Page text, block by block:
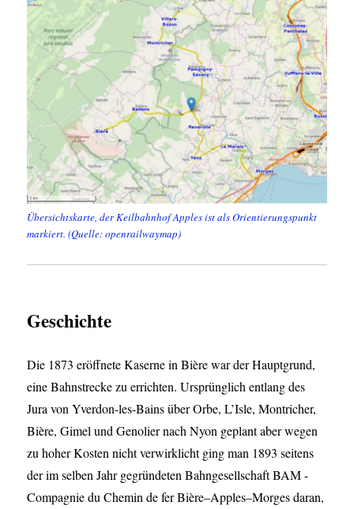
Übersichtskarte, der Keilbahnhof Apples ist als Orientierungspunkt
markiert. (Quelle: openrailwaymap)
Geschichte
Die 1873 eröffnete Kaserne in Bière war der Hauptgrund,
eine Bahnstrecke zu errichten. Ursprünglich entlang des
Jura von Yverdon-les-Bains über Orbe, L’Isle, Montricher,
Bière, Gimel und Genolier nach Nyon geplant aber wegen
zu hoher Kosten nicht verwirklicht ging man 1893 seitens
der im selben Jahr gegründeten Bahngesellschaft BAM -
Compagnie du Chemin de fer Bière–Apples–Morges daran,